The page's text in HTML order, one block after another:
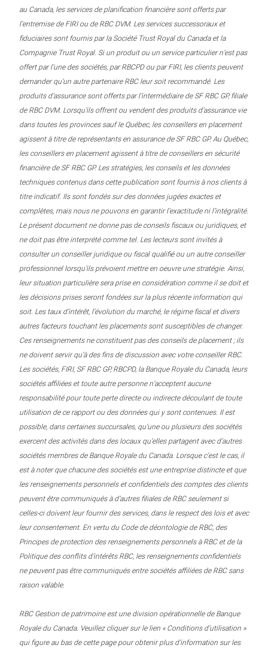
au Canada, les services de planification financière sont offerts par
l’entremise de FIRI ou de RBC DVM. Les services successoraux et
fiduciaires sont fournis par la Société Trust Royal du Canada et la
Compagnie Trust Royal. Si un produit ou un service particulier n’est pas
offert par l’une des sociétés, par RBCPD ou par FIRI, les clients peuvent
demander qu’un autre partenaire RBC leur soit recommandé. Les
produits d’assurance sont offerts par l’intermédiaire de SF RBC GP, filiale
de RBC DVM. Lorsqu’ils offrent ou vendent des produits d’assurance vie
dans toutes les provinces sauf le Québec, les conseillers en placement
agissent à titre de représentants en assurance de SF RBC GP. Au Québec,
les conseillers en placement agissent à titre de conseillers en sécurité
financière de SF RBC GP. Les stratégies, les conseils et les données
techniques contenus dans cette publication sont fournis à nos clients à
titre indicatif. Ils sont fondés sur des données jugées exactes et
complètes, mais nous ne pouvons en garantir l’exactitude ni l’intégralité.
Le présent document ne donne pas de conseils fiscaux ou juridiques, et
ne doit pas être interprété comme tel. Les lecteurs sont invités à
consulter un conseiller juridique ou fiscal qualifié ou un autre conseiller
professionnel lorsqu’ils prévoient mettre en oeuvre une stratégie. Ainsi,
leur situation particulière sera prise en considération comme il se doit et
les décisions prises seront fondées sur la plus récente information qui
soit. Les taux d’intérêt, l’évolution du marché, le régime fiscal et divers
autres facteurs touchant les placements sont susceptibles de changer.
Ces renseignements ne constituent pas des conseils de placement ; ils
ne doivent servir qu’à des fins de discussion avec votre conseiller RBC.
Les sociétés, FIRI, SF RBC GP, RBCPD, la Banque Royale du Canada, leurs
sociétés affiliées et toute autre personne n’acceptent aucune
responsabilité pour toute perte directe ou indirecte découlant de toute
utilisation de ce rapport ou des données qui y sont contenues. Il est
possible, dans certaines succursales, qu’une ou plusieurs des sociétés
exercent des activités dans des locaux qu’elles partagent avec d’autres
sociétés membres de Banque Royale du Canada. Lorsque c’est le cas, il
est à noter que chacune des sociétés est une entreprise distincte et que
les renseignements personnels et confidentiels des comptes des clients
peuvent être communiqués à d’autres filiales de RBC seulement si
celles-ci doivent leur fournir des services, dans le respect des lois et avec
leur consentement. En vertu du Code de déontologie de RBC, des
Principes de protection des renseignements personnels à RBC et de la
Politique des conflits d’intérêts RBC, les renseignements confidentiels
ne peuvent pas être communiqués entre sociétés affiliées de RBC sans
raison valable.
RBC Gestion de patrimoine est une division opérationnelle de Banque
Royale du Canada. Veuillez cliquer sur le lien « Conditions d’utilisation »
qui figure au bas de cette page pour obtenir plus d’information sur les